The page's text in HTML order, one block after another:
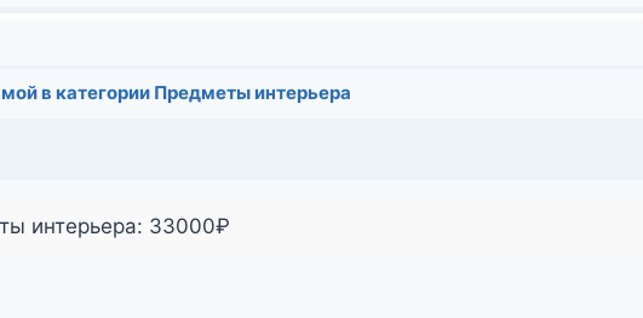
в категории Предметы интерьера
интерьера: 33000₽